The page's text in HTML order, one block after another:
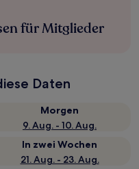
für Mitglieder
Daten
Morgen
9. Aug. - 10. Aug.
In zwei Wochen
21. Aug. - 23. Aug.